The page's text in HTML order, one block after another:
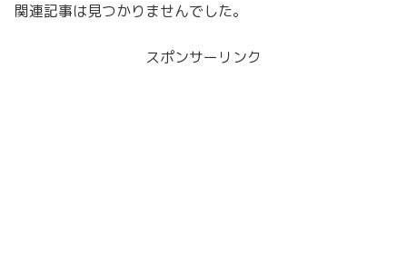
関連記事は見つかりませんでした。
スポンサーリンク